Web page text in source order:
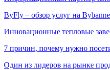
ByFly – обзор услуг на
Инновационные тепловые
7 причин, почему нужно
Один из лидеров на рынке